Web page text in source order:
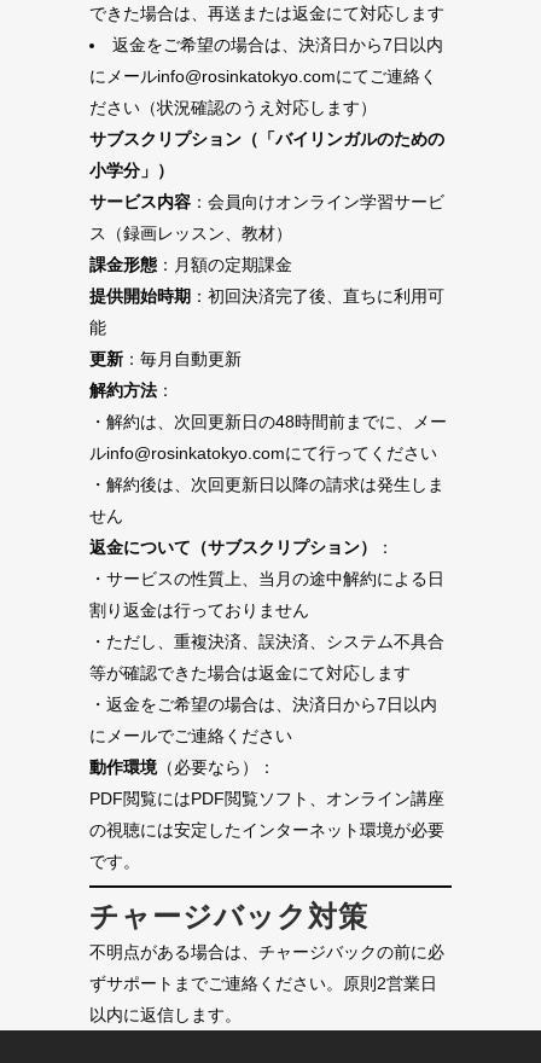
できた場合は、再送または返金にて対応します
返金をご希望の場合は、決済日から7日以内
にメールinfo@rosinkatokyo.comにてご連絡く
ださい（状況確認のうえ対応します）
サブスクリプション（「バイリンガルのための
小学分」）
サービス内容 ：会員向けオンライン学習サービ
ス（録画レッスン、教材）
課金形態 ：月額の定期課金
提供開始時期 ：初回決済完了後、直ちに利用可
能
更新 ：毎月自動更新
解約方法 ：
・解約は、次回更新日の48時間前までに、メー
ルinfo@rosinkatokyo.comにて行ってください
・解約後は、次回更新日以降の請求は発生しま
せん
返金について（サブスクリプション）
：
・サービスの性質上、当月の途中解約による日
割り返金は行っておりません
・ただし、重複決済、誤決済、システム不具合
等が確認できた場合は返金にて対応します
・返金をご希望の場合は、決済日から7日以内
にメールでご連絡ください
動作環境（必要なら）：
PDF閲覧にはPDF閲覧ソフト、オンライン講座
の視聴には安定したインターネット環境が必要
です。
チャージバック対策
不明点がある場合は、チャージバックの前に必
ずサポートまでご連絡ください。原則2営業日
以内に返信します。